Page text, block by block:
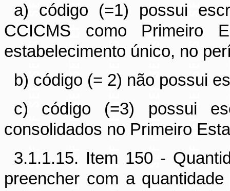
a) código (=1) possui
CCICMS como Primeiro
estabelecimento único, no
b) código (= 2) não possui
c) código (=3) possui
consolidados no Primeiro
3.1.1.15. Item 150 -
preencher com a